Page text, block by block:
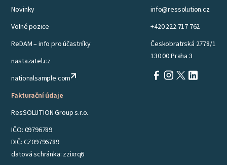
Novinky
Volné pozice
ReDAM – info pro účastníky
nastazatel.cz
nationalsample.com
info@ressolution.cz
+420 222 717 762
Českobratrská 2778/1
130 00 Praha 3
Fakturační údaje
ResSOLUTION Group s.r.o.
IČO: 09796789
DIČ: CZ09796789
datová schránka: zzixrq6